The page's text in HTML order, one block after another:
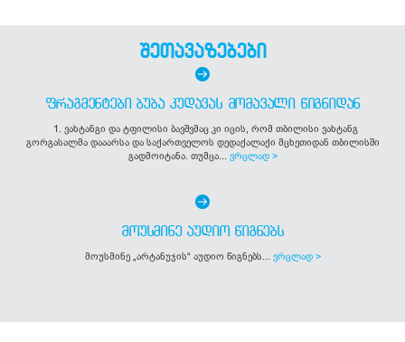
შეთავაზებები
ᲤᲠᲐᲒᲛᲔᲜᲢᲔᲑᲘ ᲑᲣᲑᲐ ᲙᲣᲓᲐᲕᲐᲡ ᲛᲝᲛᲐᲕᲐᲚᲘ ᲬᲘᲒᲜᲘᲓᲐᲜ
1. ვახტანგი და ტფილისი ბავშვმაც კი იცის, რომ თბილისი ვახტანგ
გორგასალმა დააარსა და საქართველოს დედაქალაქი მცხეთიდან თბილისში
გადმოიტანა. თუმცა... ვრცლად >
ᲛᲝᲣᲡᲛᲘᲜᲔ ᲐᲣᲓᲘᲝ ᲬᲘᲒᲜᲔᲑᲡ
მოუსმინე „არტანუჯის“ აუდიო წიგნებს... ვრცლად >